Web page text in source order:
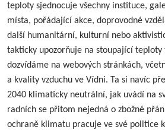
teploty sjednocuje všechny instituce,
místa, pořádající akce, doprovodné
další humanitární, kulturní nebo
takticky upozorňuje na stoupající teploty
dozvídáme na webových stránkách,
a kvality vzduchu ve Vídni. Ta si navíc
2040 klimaticky neutrální, jak uvádí na
radních se přitom nejedná o zbožné
ochraně klimatu pracuje ve své politice